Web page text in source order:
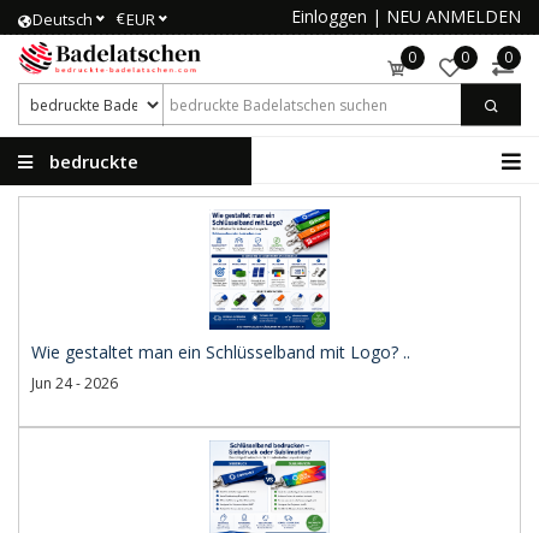
Deutsch €EUR Einloggen | NEU ANMELDEN
0 0 0
bedruckte
Wie gestaltet man ein Schlüsselband mit Logo? ..
Jun 24 - 2026